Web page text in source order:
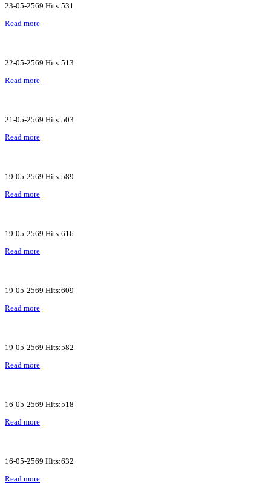
23-05-2569 Hits:531
Read more
22-05-2569 Hits:513
Read more
21-05-2569 Hits:503
Read more
19-05-2569 Hits:589
Read more
19-05-2569 Hits:616
Read more
19-05-2569 Hits:609
Read more
19-05-2569 Hits:582
Read more
16-05-2569 Hits:518
Read more
16-05-2569 Hits:632
Read more